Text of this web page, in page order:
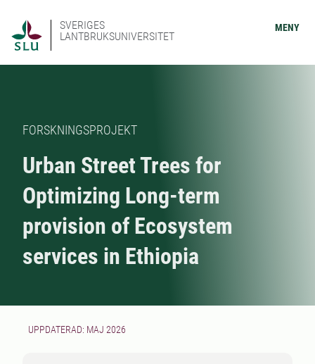
SVERIGES
LANTBRUKSUNIVERSITET
MENY
FORSKNINGSPROJEKT
Urban Street Trees for
Optimizing Long-term
provision of Ecosystem
services in Ethiopia
UPPDATERAD: MAJ 2026